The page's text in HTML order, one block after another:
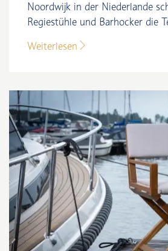
Noordwijk in der Niederlande
Regiestühle und Barhocker die
Weiterlesen